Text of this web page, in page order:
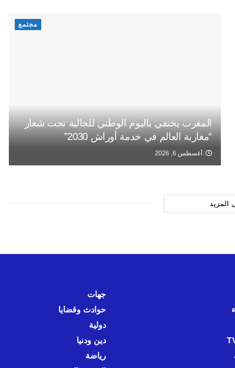
مجتمع
المغرب يحتفي باليوم الوطني للجالية تحت شعار
“مغاربة العالم في خدمة أوراش 2030”
أغسطس 6, 2026
المزيد
جهات
حوادث وقضايا
دولية
دين ودنيا
رياضة